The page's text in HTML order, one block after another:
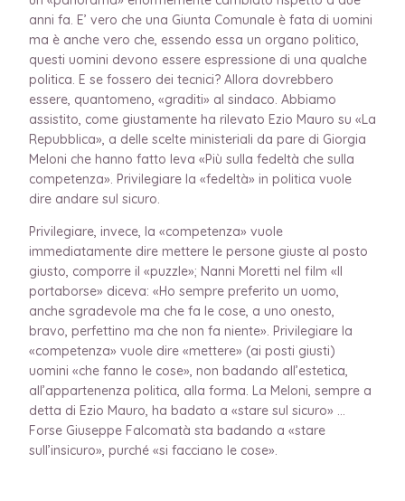
anni fa. E’ vero che una Giunta Comunale è fata di uomini
ma è anche vero che, essendo essa un organo politico,
questi uomini devono essere espressione di una qualche
politica. E se fossero dei tecnici? Allora dovrebbero
essere, quantomeno, «graditi» al sindaco. Abbiamo
assistito, come giustamente ha rilevato Ezio Mauro su «La
Repubblica», a delle scelte ministeriali da pare di Giorgia
Meloni che hanno fatto leva «Più sulla fedeltà che sulla
competenza». Privilegiare la «fedeltà» in politica vuole
dire andare sul sicuro.
Privilegiare, invece, la «competenza» vuole
immediatamente dire mettere le persone giuste al posto
giusto, comporre il «puzzle»; Nanni Moretti nel film «Il
portaborse» diceva: «Ho sempre preferito un uomo,
anche sgradevole ma che fa le cose, a uno onesto,
bravo, perfettino ma che non fa niente». Privilegiare la
«competenza» vuole dire «mettere» (ai posti giusti)
uomini «che fanno le cose», non badando all’estetica,
all’appartenenza politica, alla forma. La Meloni, sempre a
detta di Ezio Mauro, ha badato a «stare sul sicuro» …
Forse Giuseppe Falcomatà sta badando a «stare
sull’insicuro», purché «si facciano le cose».